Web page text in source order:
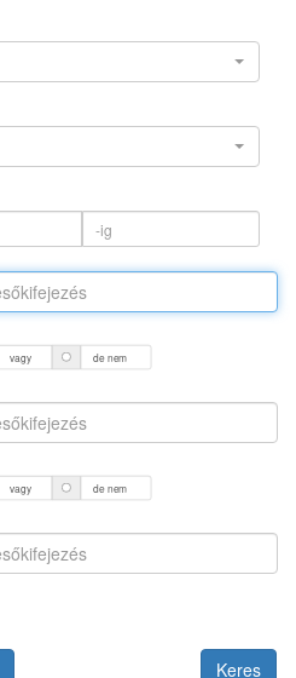
vagy de nem
vagy de nem